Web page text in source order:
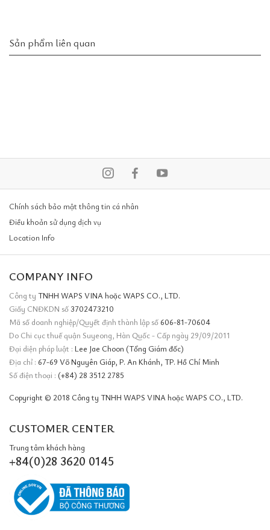
Sản phẩm liên quan
Chính sách bảo mật thông tin cá nhân
Điều khoản sử dụng dịch vụ
Location Info
COMPANY INFO
Công ty TNHH WAPS VINA hoặc WAPS CO., LTD.
Giấy CNĐKDN số3702473210
Mã số doanh nghiệp/Quyết định thành lập số 606-81-70604
Do Chi cục thuế quận Suyeong, Hàn Quốc - Cấp ngày 29/09/2011
Đại diện pháp luật : Lee Jae Choon (Tổng Giám đốc)
Địa chỉ : 67-69 Võ Nguyên Giáp, P. An Khánh, TP. Hồ Chí Minh
Số điện thoại : (+84) 28 3512 2785
Copyright © 2018 Công ty TNHH WAPS VINA hoặc WAPS CO., LTD.
CUSTOMER CENTER
Trung tâm khách hàng
+84(0)28 3620 0145